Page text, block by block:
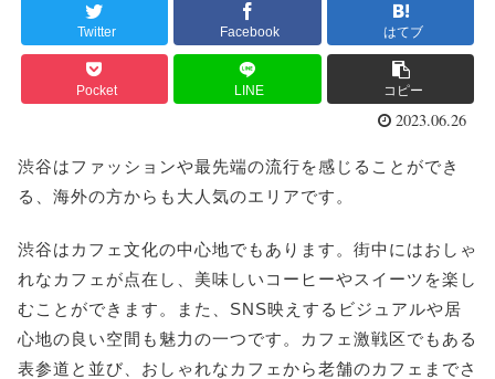
Twitter Facebook はてブ
Pocket LINE コピー
2023.06.26
渋谷はファッションや最先端の流行を感じることができ
る、海外の方からも大人気のエリアです。
渋谷はカフェ文化の中心地でもあります。街中にはおしゃ
れなカフェが点在し、美味しいコーヒーやスイーツを楽し
むことができます。また、SNS映えするビジュアルや居
心地の良い空間も魅力の一つです。カフェ激戦区でもある
表参道と並び、おしゃれなカフェから老舗のカフェまでさ